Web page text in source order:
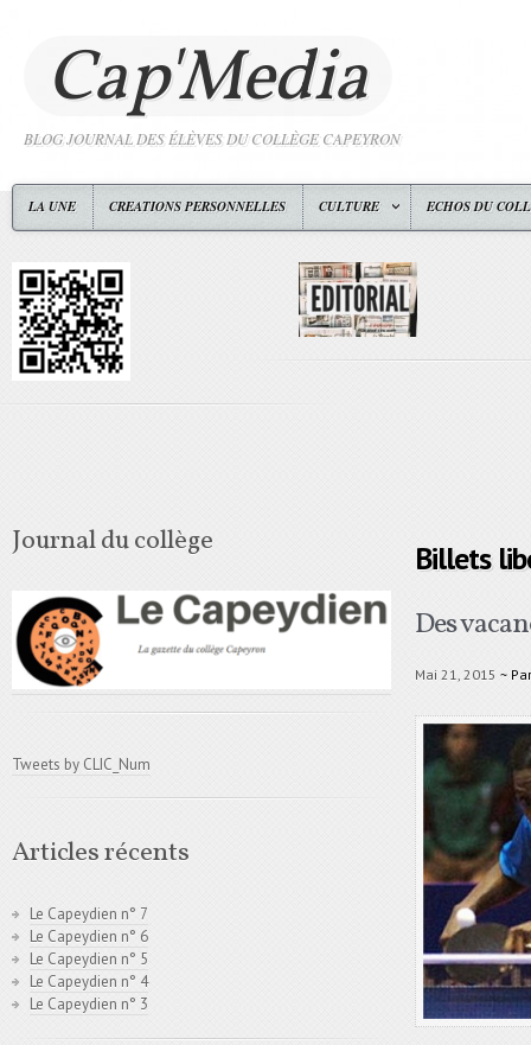
Cap'Media
BLOG JOURNAL DES ÉLÈVES DU COLLÈGE CAPEYRON
LA UNE CREATIONS PERSONNELLES CULTURE ECHOS DU
Billets
Des
Mai 21, 2015 ~
Journal du collège
Tweets by CLIC_Num
Articles récents
Le Capeydien n° 7
Le Capeydien n° 6
Le Capeydien n° 5
Le Capeydien n° 4
Le Capeydien n° 3